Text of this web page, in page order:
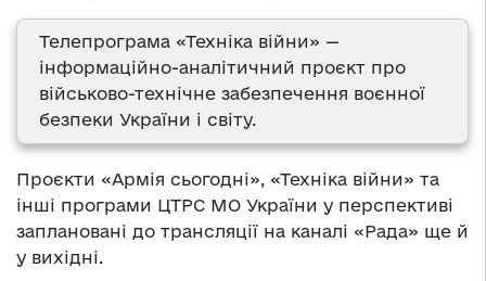
Телепрограма «Техніка війни» —
інформаційно-аналітичний проєкт про
військово-технічне забезпечення воєнної
безпеки України і світу.
Проєкти «Армія сьогодні», «Техніка війни» та
інші програми ЦТРС МО України у перспективі
заплановані до трансляції на каналі «Рада» ще й
у вихідні.